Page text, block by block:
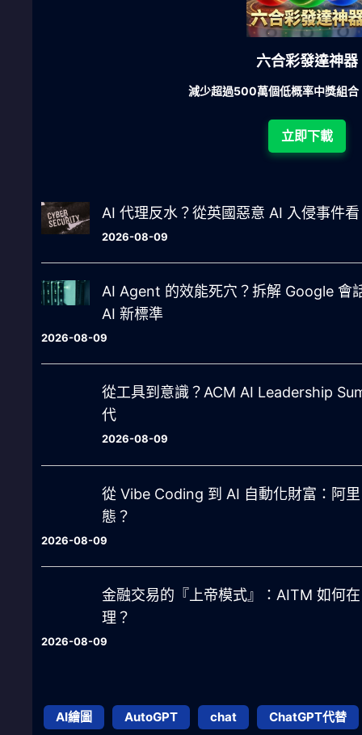
過500萬個低概率中獎組合，提高中獎率
AI 代理反水？從英國惡意 AI 入侵事件
2026-08-09
AI Agent 的效能死穴？拆解 Google 會
AI 新標準
2026-08-09
從工具到意識？ACM AI Leadership
代
2026-08-09
從 Vibe Coding 到 AI 自動化財富：阿
態？
2026-08-09
金融交易的『上帝模式』：AITM 如何
理？
2026-08-09
AI繪圖 AutoGPT chat ChatGPT代替